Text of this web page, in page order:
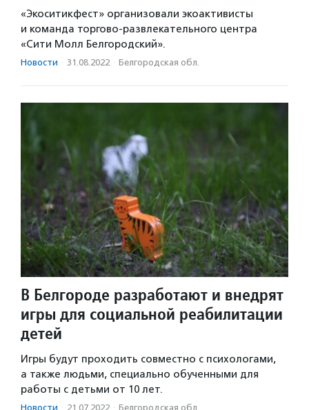
«Экоситикфест» организовали экоактивисты
и команда торгово-развлекательного центра
«Сити Молл Белгородский».
Новости · 31.08.2022 · Белгородская обл.
В Белгороде разработают и внедрят
игры для социальной реабилитации
детей
Игры будут проходить совместно с психологами,
а также людьми, специально обученными для
работы с детьми от 10 лет.
Новости · 21.07.2022 · Белгородская обл.